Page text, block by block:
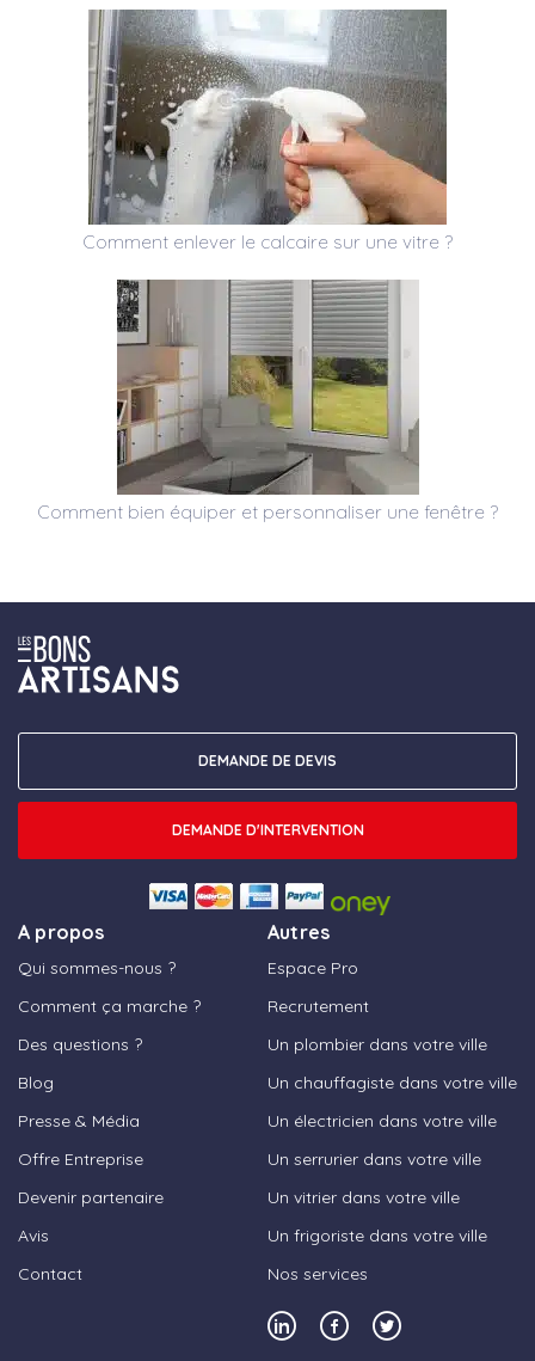
Comment enlever le calcaire sur une vitre ?
Comment bien équiper et personnaliser une fenêtre ?
A propos
Qui sommes-nous ?
Comment ça marche ?
Des questions ?
Blog
Presse & Média
Offre Entreprise
Devenir partenaire
Avis
Contact
Autres
Espace Pro
Recrutement
Un plombier dans votre ville
Un chauffagiste dans votre ville
Un électricien dans votre ville
Un serrurier dans votre ville
Un vitrier dans votre ville
Un frigoriste dans votre ville
Nos services
DEMANDE DE DEVIS
DEMANDE D'INTERVENTION